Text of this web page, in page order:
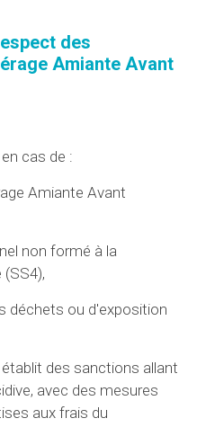
des
Amiante Avant
cas de :
Amiante Avant
non formé à la
ou d'exposition
des sanctions allant
avec des mesures
aux frais du